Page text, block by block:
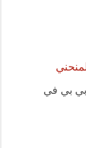
بي في